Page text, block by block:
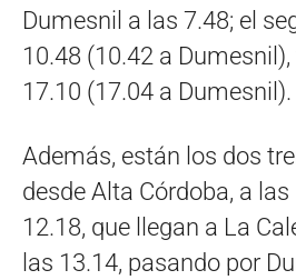
Dumesnil a las 7.48; el
10.48 (10.42 a
17.10 (17.04 a Dumesnil).
Además, están los dos
desde Alta Córdoba, a las
12.18, que llegan a La
las 13.14, pasando por